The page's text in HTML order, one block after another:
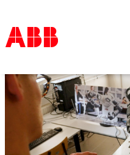
Termékek & megoldások
Iparágak
Szolgáltatások
Rólunk
Hol vásárolható meg
Kapcsolatfelvétel